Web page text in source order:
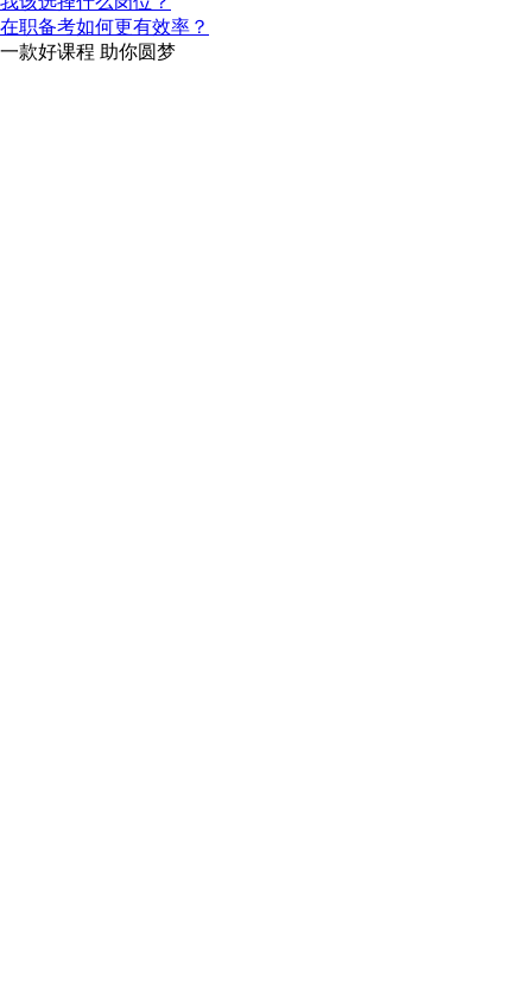
在职备考如何更有效率？
一款好课程 助你圆梦